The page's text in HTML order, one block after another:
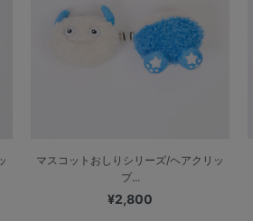
マスコットおしりシリーズ/ヘアクリッ
プ...
¥2,800